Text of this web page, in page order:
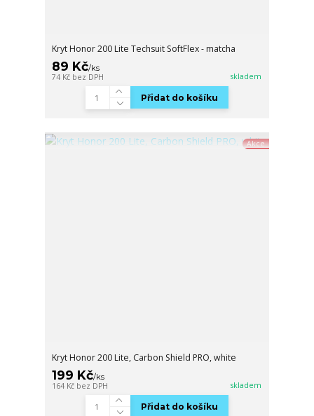
Kryt Honor 200 Lite Techsuit SoftFlex - matcha
89 Kč/ks
74 Kč bez DPH skladem
Přidat do košíku
Akce
Kryt Honor 200 Lite, Carbon Shield PRO, white
199 Kč/ks
164 Kč bez DPH skladem
Přidat do košíku